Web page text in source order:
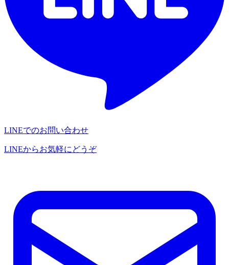
LINEでのお問い合わせ
LINEからお気軽にどうぞ